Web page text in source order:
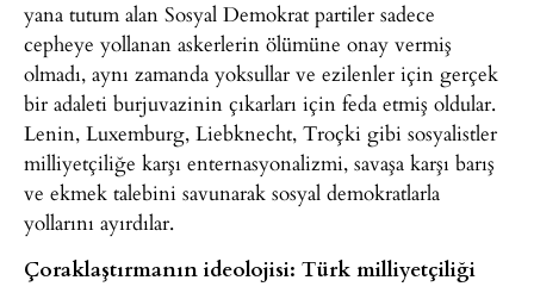
yana tutum alan Sosyal Demokrat partiler sadece
cepheye yollanan askerlerin ölümüne onay vermiş
olmadı, aynı zamanda yoksullar ve ezilenler için gerçek
bir adaleti burjuvazinin çıkarları için feda etmiş oldular.
Lenin, Luxemburg, Liebknecht, Troçki gibi sosyalistler
milliyetçiliğe karşı enternasyonalizmi, savaşa karşı barış
ve ekmek talebini savunarak sosyal demokratlarla
yollarını ayırdılar.
Çoraklaştırmanın ideolojisi: Türk milliyetçiliği